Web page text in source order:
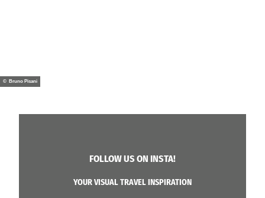
© Bruno Pisani
FOLLOW US ON INSTA!
YOUR VISUAL TRAVEL INSPIRATION